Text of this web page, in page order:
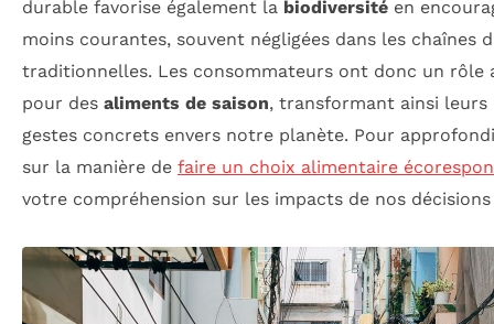
durable favorise également la biodiversité en
moins courantes, souvent négligées dans les chaînes
traditionnelles. Les consommateurs ont donc un rôle
pour des aliments de saison, transformant ainsi
gestes concrets envers notre planète. Pour
sur la manière de faire un choix alimentaire
votre compréhension sur les impacts de nos